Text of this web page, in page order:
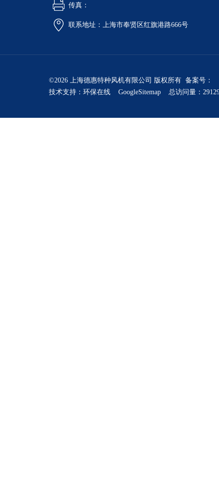
传真：
联系地址：上海市奉贤区红旗港路666号
©2026 上海德惠特种风机有限公司 版权所有 备案号：
技术支持： 环保在线 GoogleSitemap 总访问量：